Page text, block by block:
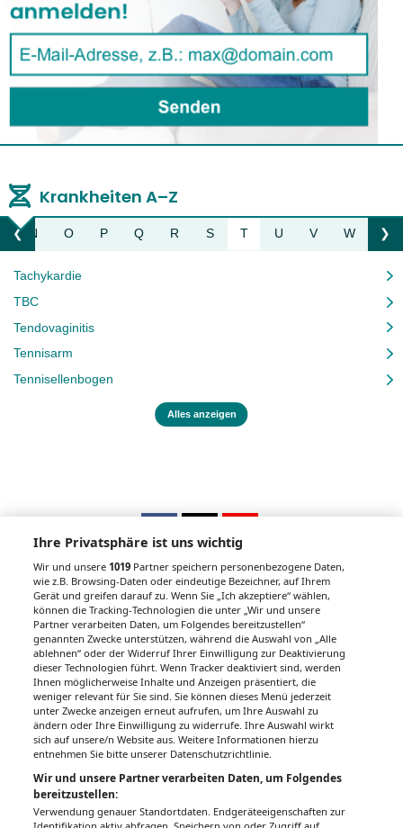
Krankheiten A–Z
❮Liste nach links bewegen
N O P Q R S T U V W Z
❯
Tachykardie
TBC
Tendovaginitis
Tennisarm
Tennisellenbogen
Alles anzeigen
Unsere Wochenzeitungen
Gesundheitsseiten
Hier finden Sie die aktuelle Ausgabe der
Gesundheitsberichterstattung in den 120
Wochenzeitungen der RegionalMedien
Austria sowie ein Archiv der vergangenen
Ausgaben.
Ihre Privatsphäre ist uns wichtig
Wir und unsere1019 Partner speichern personenbezogene Daten,
wie z.B. Browsing-Daten oder eindeutige Bezeichner, auf Ihrem
Gerät und greifen darauf zu. Wenn Sie „Ich akzeptiere“ wählen,
können die Tracking-Technologien die unter „Wir und unsere
Partner verarbeiten Daten, um Folgendes bereitzustellen“
genannten Zwecke unterstützen, während die Auswahl von „Alle
ablehnen“ oder der Widerruf Ihrer Einwilligung zur Deaktivierung
dieser Technologien führt. Wenn Tracker deaktiviert sind, werden
Ihnen möglicherweise Inhalte und Anzeigen präsentiert, die
weniger relevant für Sie sind. Sie können dieses Menü jederzeit
unter Zwecke anzeigen erneut aufrufen, um Ihre Auswahl zu
ändern oder Ihre Einwilligung zu widerrufe. Ihre Auswahl wirkt
sich auf unsere/n Website aus. Weitere Informationen hierzu
entnehmen Sie bitte unserer Datenschutzrichtlinie.
Wir und unsere Partner verarbeiten Daten, um Folgendes
bereitzustellen:
Verwendung genauer Standortdaten. Endgeräteeigenschaften zur